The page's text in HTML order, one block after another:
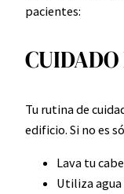
pacientes:
Tu rutina de
edificio. Si no es
Lava tu
Utiliza